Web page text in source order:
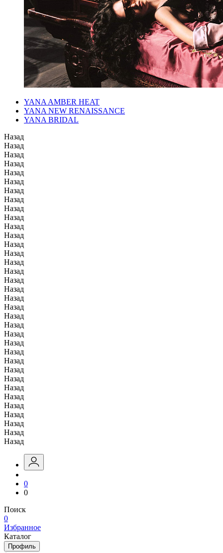
YANA AMBER HEAT
YANA NEW RENAISSANCE
YANA BRIDAL
Назад
Назад
Назад
Назад
Назад
Назад
Назад
Назад
Назад
Назад
Назад
Назад
Назад
Назад
Назад
Назад
Назад
Назад
Назад
Назад
Назад
Назад
Назад
Назад
Назад
Назад
Назад
Назад
Назад
Назад
Назад
Назад
Назад
Назад
Назад
0
0
Поиск
0
Избранное
Каталог
Профиль